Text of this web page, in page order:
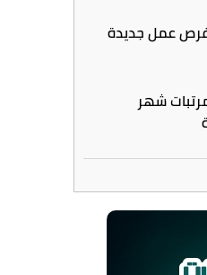
الكهرباء 2026.. فرص عمل جديدة
شهر